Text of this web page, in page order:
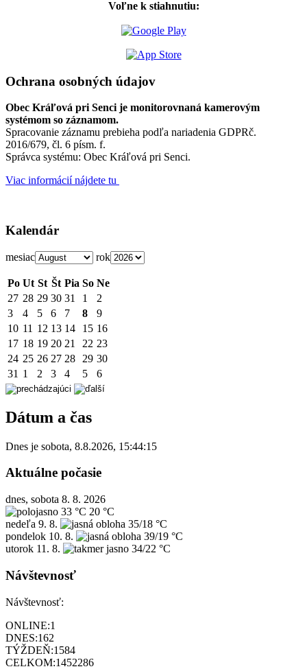
Voľne k stiahnutiu:
Ochrana osobných údajov
Obec Kráľová pri Senci je monitorovnaná kamerovým
systémom so záznamom.
Spracovanie záznamu prebieha podľa nariadenia GDPRč.
2016/679, čl. 6 písm. f.
Správca systému: Obec Kráľová pri Senci.
Viac informácií nájdete tu
Kalendár
mesiac rok
Po Ut St Št Pia So Ne
27 28 29 30 31 1
2
3
4 5 6 7 8
9
10 11 12 13 14 15 16
17 18 19 20 21 22 23
24 25 26 27 28 29 30
31 1 2 3 4 5 6
Dátum a čas
Dnes je sobota, 8.8.2026, 15:44:15
Aktuálne počasie
dnes, sobota 8. 8. 2026
33 °C 20 °C
nedeľa 9. 8.
35/18 °C
pondelok 10. 8.
39/19 °C
utorok 11. 8. 34/22 °C
Návštevnosť
Návštevnosť:
ONLINE:1
DNES:162
TÝŽDEŇ:1584
CELKOM:1452286